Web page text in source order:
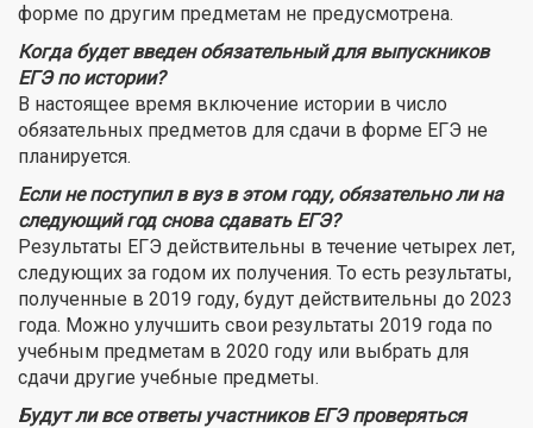
форме по другим предметам не предусмотрена.
Когда будет введен обязательный для выпускников
ЕГЭ по истории?
В настоящее время включение истории в число
обязательных предметов для сдачи в форме ЕГЭ не
планируется.
Если не поступил в вуз в этом году, обязательно ли на
следующий год снова сдавать ЕГЭ?
Результаты ЕГЭ действительны в течение четырех лет,
следующих за годом их получения. То есть результаты,
полученные в 2019 году, будут действительны до 2023
года. Можно улучшить свои результаты 2019 года по
учебным предметам в 2020 году или выбрать для
сдачи другие учебные предметы.
Будут ли все ответы участников ЕГЭ проверяться